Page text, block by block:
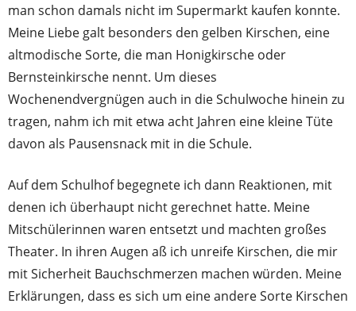
man schon damals nicht im Supermarkt kaufen konnte.
Meine Liebe galt besonders den gelben Kirschen, eine
altmodische Sorte, die man Honigkirsche oder
Bernsteinkirsche nennt. Um dieses
Wochenendvergnügen auch in die Schulwoche hinein zu
tragen, nahm ich mit etwa acht Jahren eine kleine Tüte
davon als Pausensnack mit in die Schule.
Auf dem Schulhof begegnete ich dann Reaktionen, mit
denen ich überhaupt nicht gerechnet hatte. Meine
Mitschülerinnen waren entsetzt und machten großes
Theater. In ihren Augen aß ich unreife Kirschen, die mir
mit Sicherheit Bauchschmerzen machen würden. Meine
Erklärungen, dass es sich um eine andere Sorte Kirschen